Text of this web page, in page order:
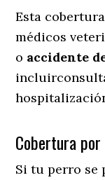
Esta
médicos
o accidente
Cobertura
Si tu perro se